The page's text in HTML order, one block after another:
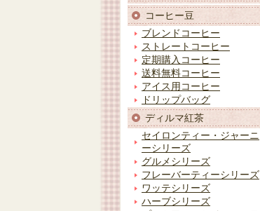
コーヒー豆
ブレンドコーヒー
ストレートコーヒー
定期購入コーヒー
送料無料コーヒー
アイス用コーヒー
ドリップバッグ
ディルマ紅茶
セイロンティー・ジャーニ
ーシリーズ
グルメシリーズ
フレーバーティーシリーズ
ワッテシリーズ
ハーブシリーズ